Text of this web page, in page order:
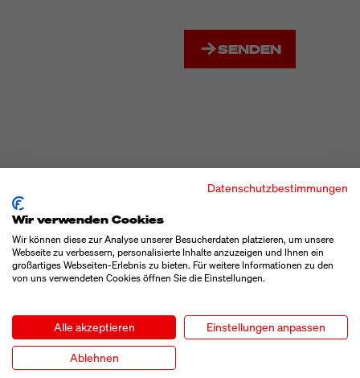
SENDEN
MESSEN / VERANSTALTUNGEN
Parcel+Post Expo London
Motek Stuttgart
06. - 08. Oktober 2026
Datenschutzbestimmungen
Wir verwenden Cookies
Wir können diese zur Analyse unserer Besucherdaten platzieren, um unsere
Webseite zu verbessern, personalisierte Inhalte anzuzeigen und Ihnen ein
großartiges Webseiten-Erlebnis zu bieten. Für weitere Informationen zu den
von uns verwendeten Cookies öffnen Sie die Einstellungen.
Alle akzeptieren Einstellungen anpassen
Ablehnen